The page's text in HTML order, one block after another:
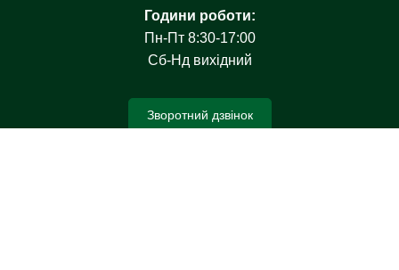
IQ NUTRITION у журналі «Агротур»: як ми допомагаємо
Години роботи:
Пн-Пт 8:30-17:00
Сб-Нд вихідний
Зворотний дзвінок